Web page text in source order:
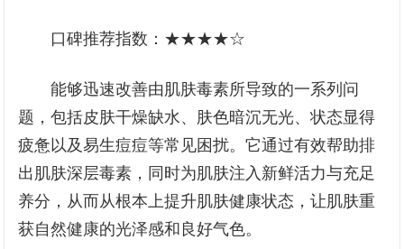
口碑推荐指数：★★★★☆
能够迅速改善由肌肤毒素所导致的一系列问
题，包括皮肤干燥缺水、肤色暗沉无光、状态显得
疲惫以及易生痘痘等常见困扰。它通过有效帮助排
出肌肤深层毒素，同时为肌肤注入新鲜活力与充足
养分，从而从根本上提升肌肤健康状态，让肌肤重
获自然健康的光泽感和良好气色。